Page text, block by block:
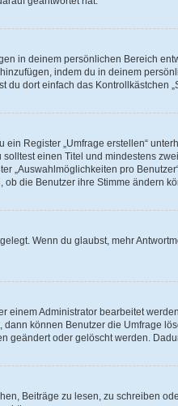
in deinem persönlichen Bereich
indem du in deinem
dort einfach das Kontrollkästchen
Register „Umfrage erstellen“
einen Titel und mindestens
„Auswahlmöglichkeiten pro
die Benutzer ihre Stimme ändern
Wenn du glaubst, mehr
Administrator bearbeitet
können Benutzer die Umfrage
geändert oder gelöscht werden.
Beiträge zu lesen, zu schreiben